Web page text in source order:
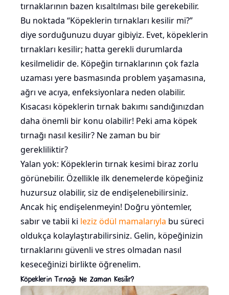
tırnaklarının bazen kısaltılması bile gerekebilir.
Bu noktada “Köpeklerin tırnakları kesilir mi?”
diye sorduğunuzu duyar gibiyiz. Evet, köpeklerin
tırnakları kesilir; hatta gerekli durumlarda
kesilmelidir de. Köpeğin tırnaklarının çok fazla
uzaması yere basmasında problem yaşamasına,
ağrı ve acıya, enfeksiyonlara neden olabilir.
Kısacası köpeklerin tırnak bakımı sandığınızdan
daha önemli bir konu olabilir! Peki ama köpek
tırnağı nasıl kesilir? Ne zaman bu bir
gerekliliktir?
Yalan yok: Köpeklerin tırnak kesimi biraz zorlu
görünebilir. Özellikle ilk denemelerde köpeğiniz
huzursuz olabilir, siz de endişelenebilirsiniz.
Ancak hiç endişelenmeyin! Doğru yöntemler,
sabır ve tabii ki leziz ödül mamalarıyla bu süreci
oldukça kolaylaştırabilirsiniz. Gelin, köpeğinizin
tırnaklarını güvenli ve stres olmadan nasıl
keseceğinizi birlikte öğrenelim.
Köpeklerin Tırnağı Ne Zaman Kesilir?